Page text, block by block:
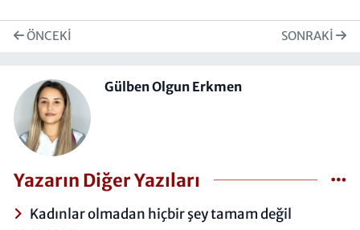
ÖNCEKI SONRAKI
Gülben Olgun Erkmen
Yazarın Diğer Yazıları
Kadınlar olmadan hiçbir şey tamam değil